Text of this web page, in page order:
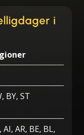
i
BY, ST
AI, AR, BE, BL,